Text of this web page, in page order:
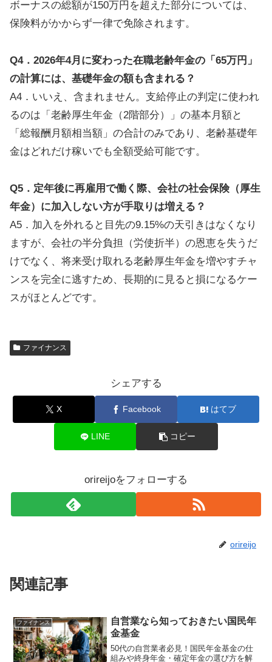
ボーナスの総額が150万円を超えた部分については、
保険料がかからず一律で免除されます。
Q4．2026年4月に変わった在職老齢年金の「65万円」
の計算には、基礎年金の額も含まれる？
A4．いいえ、含まれません。支給停止の判定に使われ
るのは「老齢厚生年金（2階部分）」の基本月額と
「総報酬月額相当額」の合計のみであり、老齢基礎年
金はどれだけ稼いでも全額受給可能です。
Q5．定年後に再雇用で働く際、会社の社会保険（厚生
年金）に加入しない方が手取りは増える？
A5．加入を外れると目先の9.15%の天引きはなくなり
ますが、会社の半分負担（労使折半）の恩恵を失うだ
けでなく、将来受け取れる老齢厚生年金を増やすチャ
ンスを完全に逃すため、長期的に見ると損になるケー
スがほとんどです。
ファイナンス
シェアする
X Facebook はてブ
LINE コピー
orireijoをフォローする
orireijo
関連記事
ファイナンス
自営業なら知っておきたい国民年
金基金
50代の自営業者必見！国民年金基金の仕
組みや終身年金・確定年金の選び方を解